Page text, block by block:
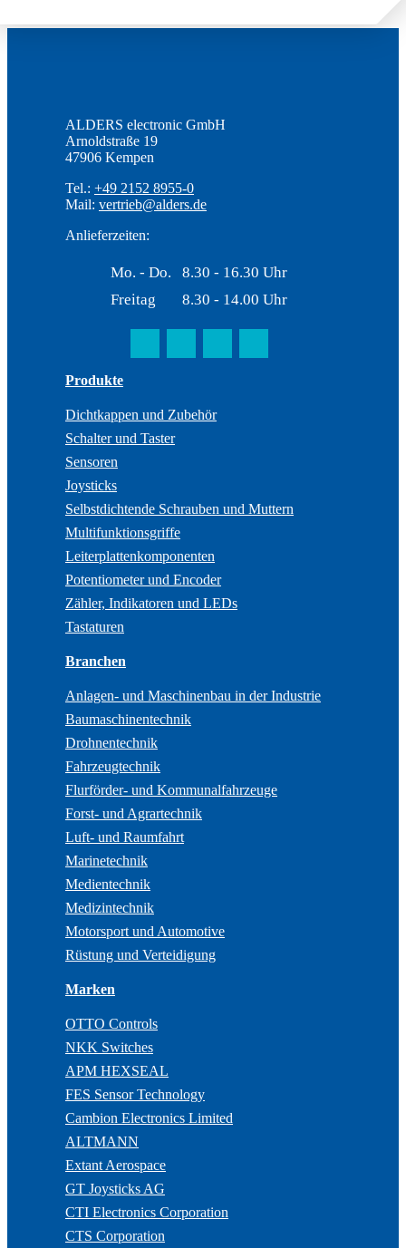
ALDERS electronic GmbH
Arnoldstraße 19
47906 Kempen
Tel.: +49 2152 8955-0
Mail: vertrieb@alders.de
Anlieferzeiten:
Mo. - Do.
8.30 - 16.30 Uhr
Freitag
8.30 - 14.00 Uhr
Produkte
Dichtkappen und Zubehör
Schalter und Taster
Sensoren
Joysticks
Selbstdichtende Schrauben und Muttern
Multifunktionsgriffe
Leiterplattenkomponenten
Potentiometer und Encoder
Zähler, Indikatoren und LEDs
Tastaturen
Branchen
Anlagen- und Maschinenbau in der Industrie
Baumaschinentechnik
Drohnentechnik
Fahrzeugtechnik
Flurförder- und Kommunalfahrzeuge
Forst- und Agrartechnik
Luft- und Raumfahrt
Marinetechnik
Medientechnik
Medizintechnik
Motorsport und Automotive
Rüstung und Verteidigung
Marken
OTTO Controls
NKK Switches
APM HEXSEAL
FES Sensor Technology
Cambion Electronics Limited
ALTMANN
Extant Aerospace
GT Joysticks AG
CTI Electronics Corporation
CTS Corporation